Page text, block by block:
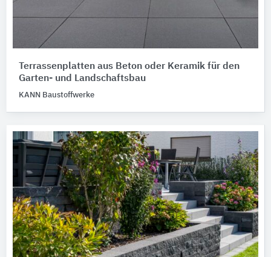
Terrassenplatten aus Beton oder Keramik für den
Garten- und Landschaftsbau
KANN Baustoffwerke